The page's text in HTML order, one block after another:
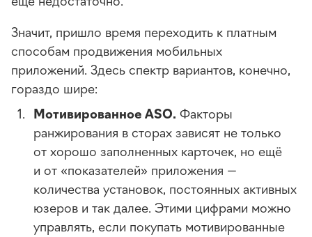
Значит, пришло время переходить к платным
способам продвижения мобильных
приложений. Здесь спектр вариантов, конечно,
гораздо шире:
Мотивированное ASO. Факторы
ранжирования в сторах зависят не только
от хорошо заполненных карточек, но ещё
и от «показателей» приложения —
количества установок, постоянных активных
юзеров и так далее. Этими цифрами можно
управлять, если покупать мотивированные